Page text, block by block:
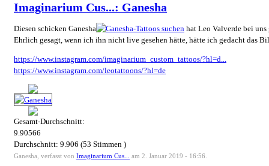
Imaginarium Cus...: Ganesha
Diesen schicken Ganesha
hat Leo Valverde bei uns
Ehrlich gesagt, wenn ich ihn nicht live gesehen hätte, hätte ich gedacht das
https://www.instagram.com/imaginarium_custom_tattoos/?hl=d...
https://www.instagram.com/leotattoons/?hl=de
Gesamt-Durchschnitt:
9.90566
Durchschnitt: 9.906 (53 Stimmen )
Ganesha, verfasst von Imaginarium Cus... am 2. Januar 2019 - 16:56.